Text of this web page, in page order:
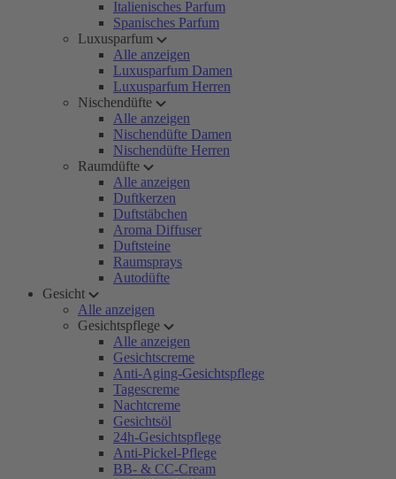
Italienisches Parfum
Spanisches Parfum
Luxusparfum
Alle anzeigen
Luxusparfum Damen
Luxusparfum Herren
Nischendüfte
Alle anzeigen
Nischendüfte Damen
Nischendüfte Herren
Raumdüfte
Alle anzeigen
Duftkerzen
Duftstäbchen
Aroma Diffuser
Duftsteine
Raumsprays
Autodüfte
Gesicht
Alle anzeigen
Gesichtspflege
Alle anzeigen
Gesichtscreme
Anti-Aging-Gesichtspflege
Tagescreme
Nachtcreme
Gesichtsöl
24h-Gesichtspflege
Anti-Pickel-Pflege
BB- & CC-Cream